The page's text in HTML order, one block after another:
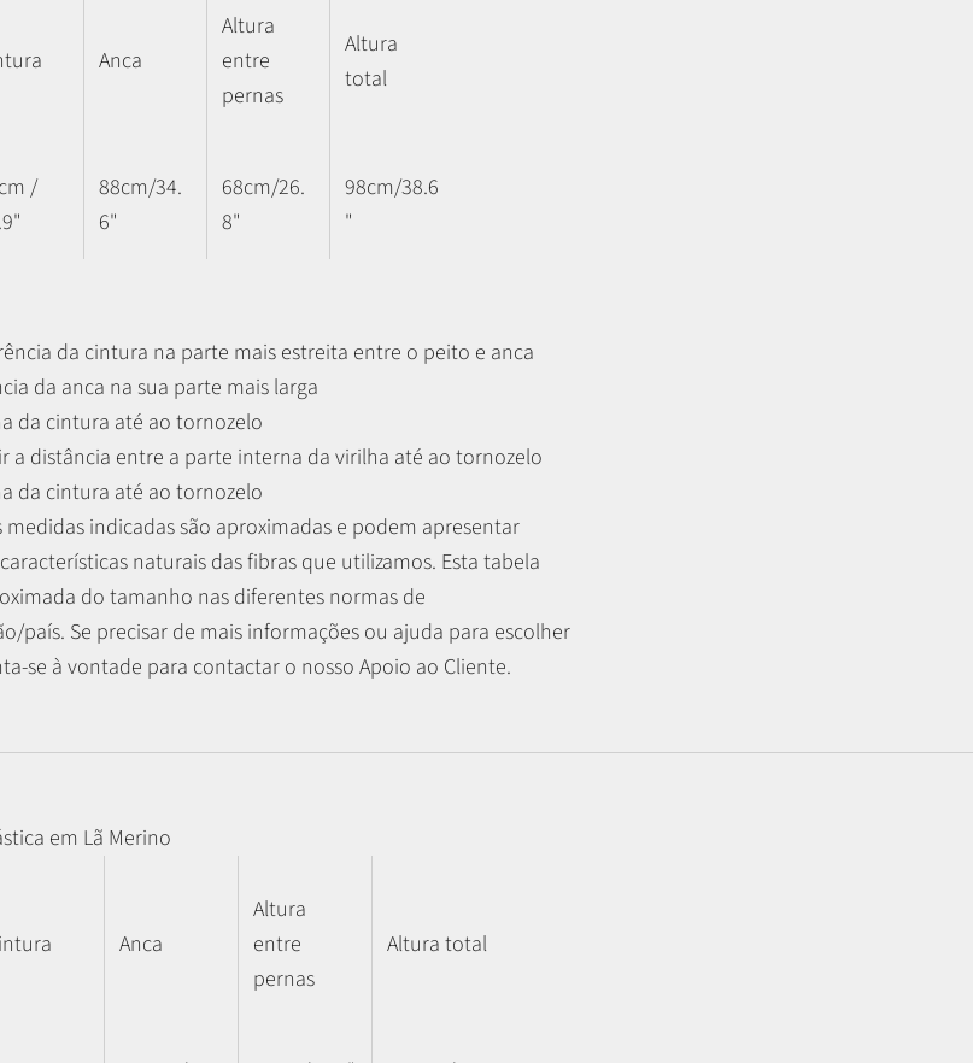
Anca
Altura
entre
pernas
Altura
total
/
88cm/34.
6"
68cm/26.
8"
98cm/38.6
"
da cintura na parte mais estreita entre o peito e anca
da anca na sua parte mais larga
da cintura até ao tornozelo
a distância entre a parte interna da virilha até ao tornozelo
da cintura até ao tornozelo
indicadas são aproximadas e podem apresentar
naturais das fibras que utilizamos. Esta tabela
do tamanho nas diferentes normas de
país. Se precisar de mais informações ou ajuda para escolher
se à vontade para contactar o nosso Apoio ao Cliente.
em Lã Merino
Anca
Altura
entre
pernas
Altura total